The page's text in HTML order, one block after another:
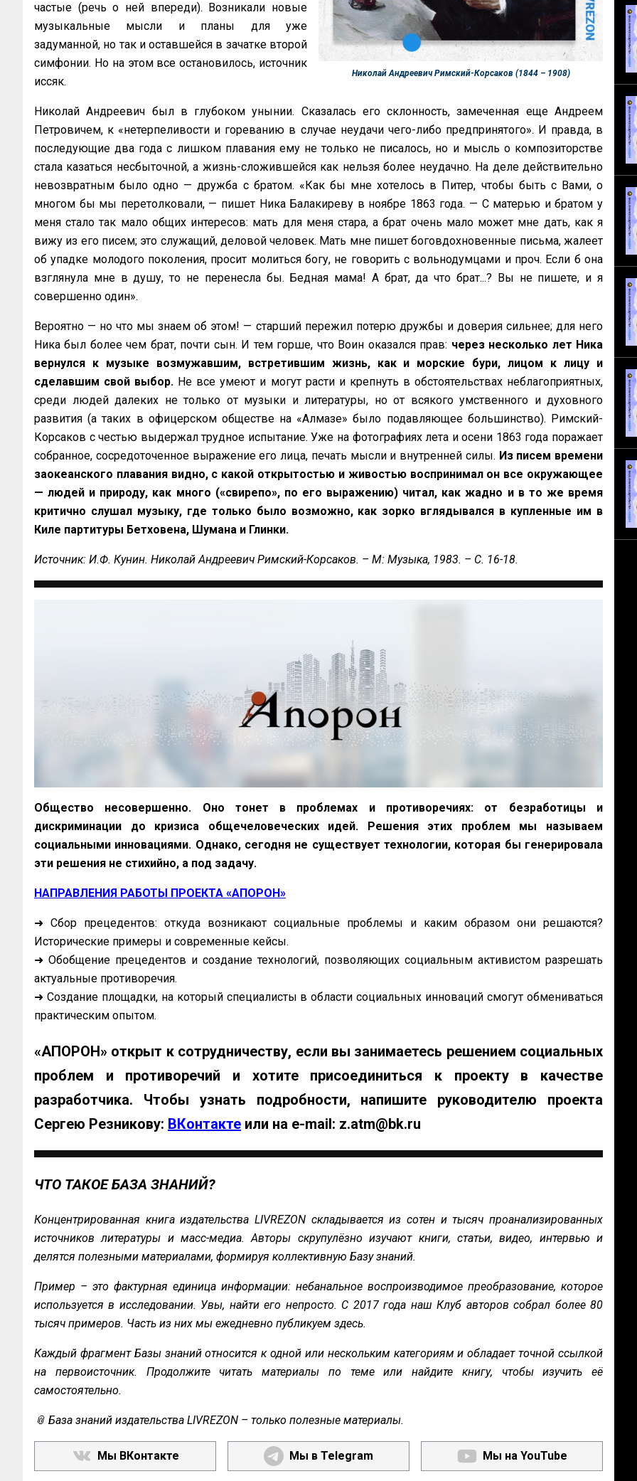
Николай Андреевич Римский-Корсаков (1844 – 1908)
частые (речь о ней впереди). Возникали новые
музыкальные мысли и планы для уже
задуманной, но так и оставшейся в зачатке второй
симфонии. Но на этом все остановилось, источник
иссяк.
Николай Андреевич был в глубоком унынии. Сказалась его склонность, замеченная еще Андреем
Петровичем, к «нетерпеливости и гореванию в случае неудачи чего-либо предпринятого». И правда, в
последующие два года с лишком плавания ему не только не писалось, но и мысль о композиторстве
стала казаться несбыточной, а жизнь-сложившейся как нельзя более неудачно. На деле действительно
невозвратным было одно — дружба с братом. «Как бы мне хотелось в Питер, чтобы быть с Вами, о
многом бы мы перетолковали, — пишет Ника Балакиреву в ноябре 1863 года. — С матерью и братом у
меня стало так мало общих интересов: мать для меня стара, а брат очень мало может мне дать, как я
вижу из его писем; это служащий, деловой человек. Мать мне пишет боговдохновенные письма, жалеет
об упадке молодого поколения, просит молиться богу, не говорить с вольнодумцами и проч. Если б она
взглянула мне в душу, то не перенесла бы. Бедная мама! А брат, да что брат...? Вы не пишете, и я
совершенно один».
Вероятно — но что мы знаем об этом! — старший пережил потерю дружбы и доверия сильнее; для него
Ника был более чем брат, почти сын. И тем горше, что Воин оказался прав: через несколько лет Ника
вернулся к музыке возмужавшим, встретившим жизнь, как и морские бури, лицом к лицу и
сделавшим свой выбор. Не все умеют и могут расти и крепнуть в обстоятельствах неблагоприятных,
среди людей далеких не только от музыки и литературы, но от всякого умственного и духовного
развития (а таких в офицерском обществе на «Алмазе» было подавляющее большинство). Римский-
Корсаков с честью выдержал трудное испытание. Уже на фотографиях лета и осени 1863 года поражает
собранное, сосредоточенное выражение его лица, печать мысли и внутренней силы. Из писем времени
заокеанского плавания видно, с какой открытостью и живостью воспринимал он все окружающее
— людей и природу, как много («свирепо», по его выражению) читал, как жадно и в то же время
критично слушал музыку, где только было возможно, как зорко вглядывался в купленные им в
Киле партитуры Бетховена, Шумана и Глинки.
Источник: И.Ф. Кунин. Николай Андреевич Римский-Корсаков. – М: Музыка, 1983. – С. 16-18.
Общество несовершенно. Оно тонет в проблемах и противоречиях: от безработицы и
дискриминации до кризиса общечеловеческих идей. Решения этих проблем мы называем
социальными инновациями. Однако, сегодня не существует технологии, которая бы генерировала
эти решения не стихийно, а под задачу.
НАПРАВЛЕНИЯ РАБОТЫ ПРОЕКТА «АПОРОН»
➜ Сбор прецедентов: откуда возникают социальные проблемы и каким образом они решаются?
Исторические примеры и современные кейсы.
➜ Обобщение прецедентов и создание технологий, позволяющих социальным активистом разрешать
актуальные противоречия.
➜ Создание площадки, на который специалисты в области социальных инноваций смогут обмениваться
практическим опытом.
«АПОРОН» открыт к сотрудничеству, если вы занимаетесь решением социальных
проблем и противоречий и хотите присоединиться к проекту в качестве
разработчика. Чтобы узнать подробности, напишите руководителю проекта
Сергею Резникову: ВКонтакте или на e-mail: z.atm@bk.ru
ЧТО ТАКОЕ БАЗА ЗНАНИЙ?
Концентрированная книга издательства LIVREZON складывается из сотен и тысяч проанализированных
источников литературы и масс-медиа. Авторы скрупулёзно изучают книги, статьи, видео, интервью и
делятся полезными материалами, формируя коллективную Базу знаний.
Пример – это фактурная единица информации: небанальное воспроизводимое преобразование, которое
используется в исследовании. Увы, найти его непросто. С 2017 года наш Клуб авторов собрал более 80
тысяч примеров. Часть из них мы ежедневно публикуем здесь.
Каждый фрагмент Базы знаний относится к одной или нескольким категориям и обладает точной ссылкой
на первоисточник. Продолжите читать материалы по теме или найдите книгу, чтобы изучить её
самостоятельно.
📎 База знаний издательства LIVREZON – только полезные материалы.
Мы ВКонтакте Мы в Telegram Мы на YouTube